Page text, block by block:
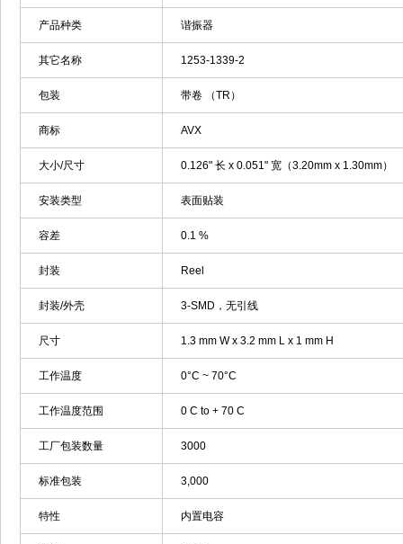
产品种类 谐振器
其它名称 1253-1339-2
包装 带卷 （TR）
商标 AVX
大小/尺寸 0.126" 长 x 0.051" 宽（3.20mm x 1.30mm）
安装类型 表面贴装
容差 0.1 %
封装 Reel
封装/外壳 3-SMD，无引线
尺寸 1.3 mm W x 3.2 mm L x 1 mm H
工作温度 0°C ~ 70°C
工作温度范围 0 C to + 70 C
工厂包装数量 3000
标准包装 3,000
特性 内置电容